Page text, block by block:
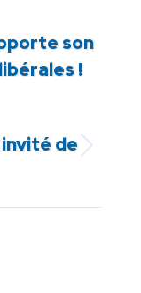
son
!
de